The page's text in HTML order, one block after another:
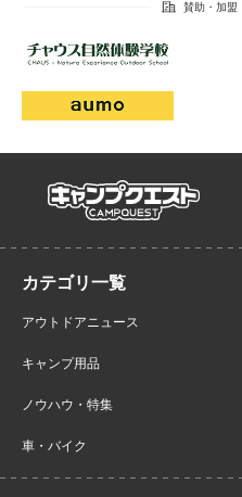
campquest
アウトドアニュース
キャンプ用品
ノウハウ・特集
車・バイク